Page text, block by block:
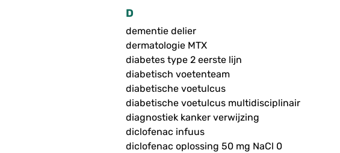
D
dementie delier
dermatologie MTX
diabetes type 2 eerste lijn
diabetisch voetenteam
diabetische voetulcus
diabetische voetulcus multidisciplinair
diagnostiek kanker verwijzing
diclofenac infuus
diclofenac oplossing 50 mg NaCl 0